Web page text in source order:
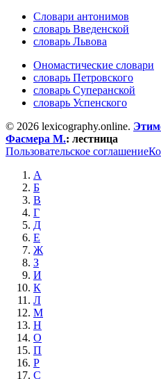
Словари антонимов
словарь Введенской
словарь Львова
Ономастические словари
словарь Петровского
словарь Суперанской
словарь Успенского
© 2026 lexicography.online.
Фасмера М.: лестница
Пользовательское соглашение
А
Б
В
Г
Д
Е
Ж
З
И
К
Л
М
Н
О
П
Р
С